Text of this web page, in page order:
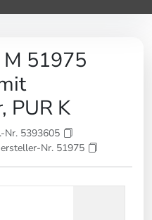
51975
PUR K
Nr. 5393605
Nr. 51975